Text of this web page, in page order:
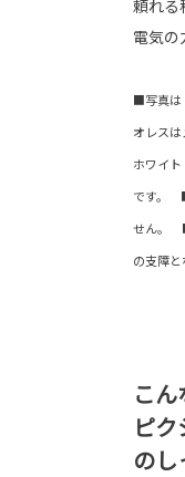
頼れる
電気の
■写真は
オレス
ホワイ
です。
せん。
の支障
こ
ピ
のし